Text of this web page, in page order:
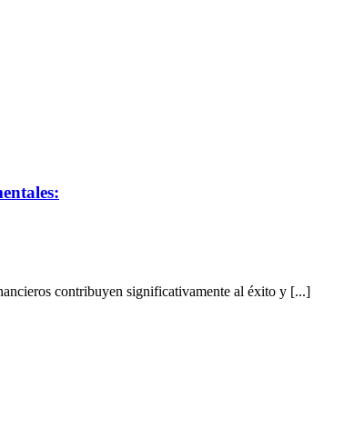
contribuyen significativamente al éxito y [...]